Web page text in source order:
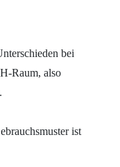
bei
Raum, also
ist